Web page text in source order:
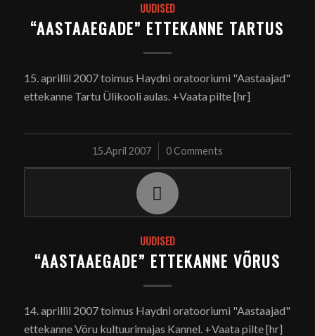
UUDISED
“AASTAAEGADE” ETTEKANNE TARTUS
15. aprillil 2007 toimus Haydni oratooriumi "Aastaajad"
ettekanne Tartu Ülikooli aulas. +Vaata pilte [hr]
15.April 2007
/ 0 Comments
UUDISED
“AASTAAEGADE” ETTEKANNE VÕRUS
14. aprillil 2007 toimus Haydni oratooriumi "Aastaajad"
ettekanne Võru kultuurimajas Kannel. +Vaata pilte [hr]